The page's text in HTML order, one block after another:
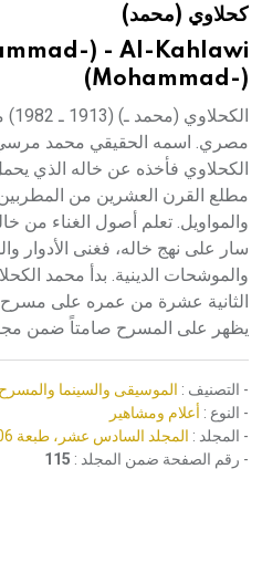
هيئة الموسوعة العربية تطلقكحلاوي (محمد)
) - Al-Kahlawi
(Mohammad-)
مصري. اسمه الحقيقي محمد مرسي
الكحلاوي فأخذه عن خاله الذي
مطلع القرن العشرين من المطربين.
والمواويل. تعلم أصول الغناء من
سار على نهج خاله، فغنى الأدوار
والموشحات الدينية. بدأ محمد
الثانية عشرة من عمره على
يظهر على المسرح صامتاً ضمن
- التصنيف : الموسيقى والسينما والمسرح
- النوع : أعلام ومشاهير
- المجلد : المجلد السادس عشر، طبعة 2006، دمشق
- رقم الصفحة ضمن المجلد : 115